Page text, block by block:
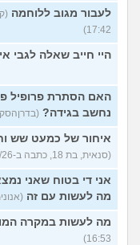
לעבור מגוב ללוחמה
17:42)
היי חייב שאלה לגבי
האם הסתרת פרופיל
נחשב בגידה? (בדרןהסקרן, בן 33, כתב ב-
איחור של כמעט שש
(סנאית, בת 18, כתבה ב-03/08/26 17:13)
אני די בטוח שאני
מה לעשות עם זה (אנונימי, בן 18,
מה לעשות במקרה
16:53)